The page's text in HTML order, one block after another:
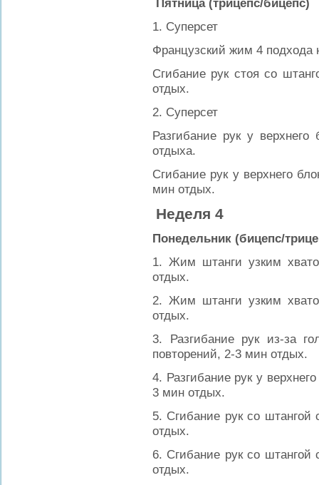
Пятница (трицепс/бицепс)
1. Суперсет
Французский жим 4 подхода
Сгибание рук стоя со
отдых.
2. Суперсет
Разгибание рук у
отдыха.
Сгибание рук у верхнего
мин отдых.
Неделя 4
Понедельник (бицепс/
1. Жим штанги узким
отдых.
2. Жим штанги узким
отдых.
3. Разгибание рук из-за
повторений, 2-3 мин отдых.
4. Разгибание рук у
3 мин отдых.
5. Сгибание рук со
отдых.
6. Сгибание рук со
отдых.